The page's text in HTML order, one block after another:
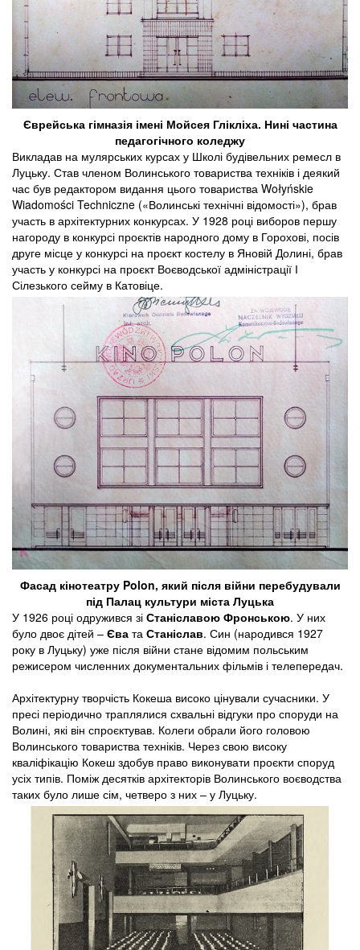
Єврейська гімназія імені Мойсея Глікліха. Нині частина
педагогічного коледжу
Викладав на мулярських курсах у Школі будівельних ремесл в
Луцьку. Став членом Волинського товариства техніків і деякий
час був редактором видання цього товариства Wołyńskie
Wiadomości Techniczne («Волинські технічні відомості»), брав
участь в архітектурних конкурсах. У 1928 році виборов першу
нагороду в конкурсі проєктів народного дому в Горохові, посів
друге місце у конкурсі на проєкт костелу в Яновій Долині, брав
участь у конкурсі на проєкт Воєводської адміністрації І
Сілезького сейму в Катовіце.
Фасад кінотеатру Polon, який після війни перебудували
під Палац культури міста Луцька
У 1926 році одружився зі Станіславою Фронською. У них
було двоє дітей – Єва та Станіслав. Син (народився 1927
року в Луцьку) уже після війни стане відомим польським
режисером численних документальних фільмів і телепередач.
Архітектурну творчість Кокеша високо цінували сучасники. У
пресі періодично траплялися схвальні відгуки про споруди на
Волині, які він спроєктував. Колеги обрали його головою
Волинського товариства техніків. Через свою високу
кваліфікацію Кокеш здобув право виконувати проєкти споруд
усіх типів. Поміж десятків архітекторів Волинського воєводства
таких було лише сім, четверо з них – у Луцьку.